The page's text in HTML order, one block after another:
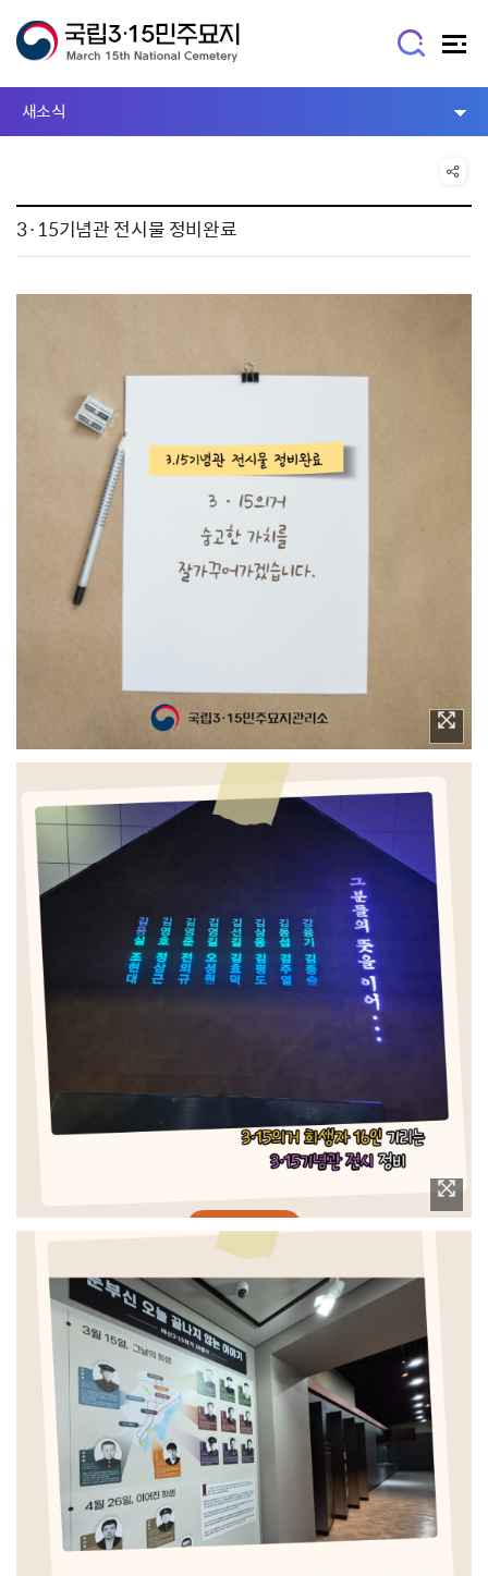
새소식
3·15기념관 전시물 정비완료